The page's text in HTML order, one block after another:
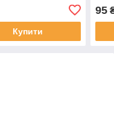
Купити
95